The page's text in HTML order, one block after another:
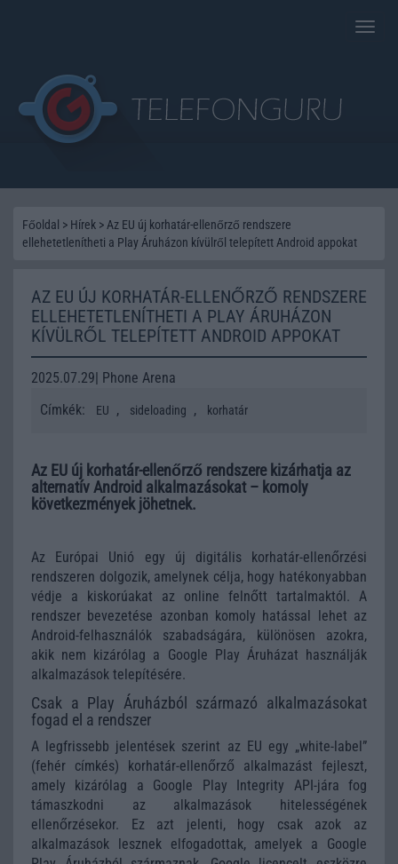
Toggle
Főoldal > Hírek > Az EU új korhatár-ellenőrző rendszere
ellehetetlenítheti a Play Áruházon kívülről telepített Android appokat
AZ EU ÚJ KORHATÁR-ELLENŐRZŐ RENDSZERE
ELLEHETETLENÍTHETI A PLAY ÁRUHÁZON
KÍVÜLRŐL TELEPÍTETT ANDROID APPOKAT
2025.07.29| Phone Arena
Címkék:
EU , sideloading , korhatár
Az EU új korhatár-ellenőrző rendszere kizárhatja az
alternatív Android alkalmazásokat – komoly
következmények jöhetnek.
Az Európai Unió egy új digitális korhatár-ellenőrzési
rendszeren dolgozik, amelynek célja, hogy hatékonyabban
védje a kiskorúakat az online felnőtt tartalmaktól. A
rendszer bevezetése azonban komoly hatással lehet az
Android-felhasználók szabadságára, különösen azokra,
akik nem kizárólag a Google Play Áruházat használják
alkalmazások telepítésére.
Csak a Play Áruházból származó alkalmazásokat
fogad el a rendszer
A legfrissebb jelentések szerint az EU egy „white-label”
(fehér címkés) korhatár-ellenőrző alkalmazást fejleszt,
amely kizárólag a Google Play Integrity API-jára fog
támaszkodni az alkalmazások hitelességének
ellenőrzésekor. Ez azt jelenti, hogy csak azok az
alkalmazások lesznek elfogadottak, amelyek a Google